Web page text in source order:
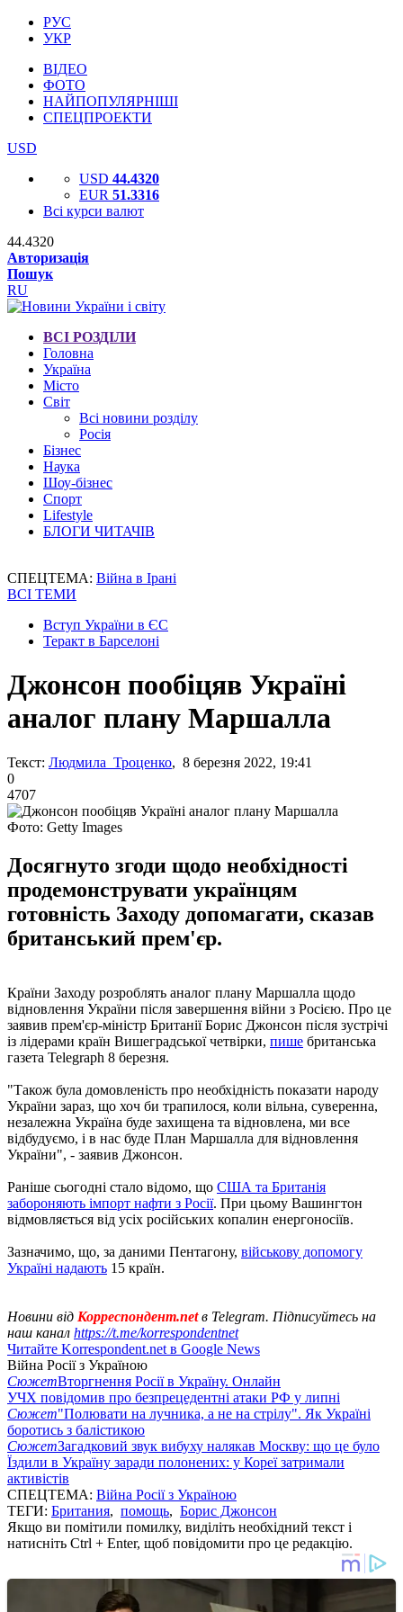
РУС
УКР
ВІДЕО
ФОТО
НАЙПОПУЛЯРНІШІ
СПЕЦПРОЕКТИ
USD
USD 44.4320
EUR 51.3316
Всі курси валют
44.4320
Авторизація
Пошук
RU
ВСІ РОЗДІЛИ
Головна
Україна
Місто
Світ
Всі новини розділу
Росія
Бізнес
Наука
Шоу-бізнес
Спорт
Lifestyle
БЛОГИ ЧИТАЧІВ
СПЕЦТЕМА: Війна в Ірані
ВСІ ТЕМИ
Вступ України в ЄС
Теракт в Барселоні
Джонсон пообіцяв Україні
аналог плану Маршалла
Текст: Людмила Троценко, 8 березня 2022, 19:41
0
4707
Фото: Getty Images
Досягнуто згоди щодо необхідності
продемонструвати українцям
готовність Заходу допомагати, сказав
британський прем'єр.
Країни Заходу розроблять аналог плану Маршалла щодо
відновлення України після завершення війни з Росією. Про це
заявив прем'єр-міністр Британії Борис Джонсон після зустрічі
із лідерами країн Вишеградської четвірки, пише британська
газета Telegraph 8 березня.
"Також була домовленість про необхідність показати народу
України зараз, що хоч би трапилося, коли вільна, суверенна,
незалежна Україна буде захищена та відновлена, ми все
відбудуємо, і в нас буде План Маршалла для відновлення
України", - заявив Джонсон.
Раніше сьогодні стало відомо, що США та Британія
забороняють імпорт нафти з Росії. При цьому Вашингтон
відмовляється від усіх російських копалин енергоносіїв.
Зазначимо, що, за даними Пентагону, військову допомогу
Україні надають 15 країн.
Новини від Корреспондент.netв Telegram. Підписуйтесь на
наш канал https://t.me/korrespondentnet
Читайте Korrespondent.net в Google News
Війна Росії з Україною
СюжетВторгнення Росії в Україну. Онлайн
УЧХ повідомив про безпрецедентні атаки РФ у липні
Сюжет"Полювати на лучника, а не на стрілу". Як Україні
боротись з балістикою
СюжетЗагадковий звук вибуху налякав Москву: що це було
Їздили в Україну заради полонених: у Кореї затримали
активістів
СПЕЦТЕМА: Війна Росії з Україною
ТЕГИ: Британия, помощь, Борис Джонсон
Якщо ви помітили помилку, виділіть необхідний текст і
натисніть Ctrl + Enter, щоб повідомити про це редакцію.